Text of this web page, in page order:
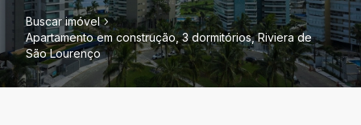
Buscar imóvel
Apartamento em construção, 3 dormitórios, Riviera de
São Lourenço